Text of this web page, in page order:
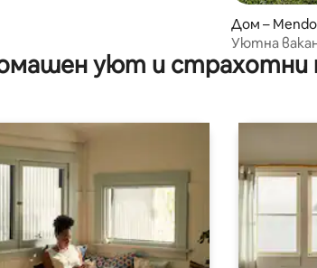
Дом –
Уютна
пустошта
уют и страхотни